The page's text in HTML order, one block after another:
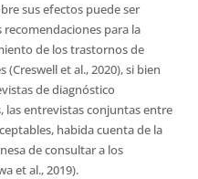
sus efectos puede ser
para la
de los trastornos de
et al., 2020), si bien
de diagnóstico
las entrevistas conjuntas entre
habida cuenta de la
de consultar a los
et al., 2019).